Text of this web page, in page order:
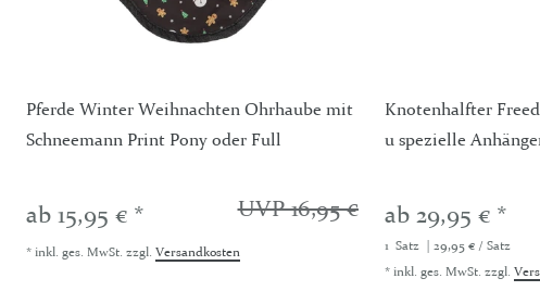
Pferde Winter Weihnachten Ohrhaube mit
Schneemann Print Pony oder Full
UVP 16,95 €
ab 15,95 € *
* inkl. ges. MwSt. zzgl. Versandkosten
Knotenhalfter
u spezielle
ab 29,95 € *
1 Satz | 29,95 € / Satz
* inkl. ges. MwSt. zzgl.